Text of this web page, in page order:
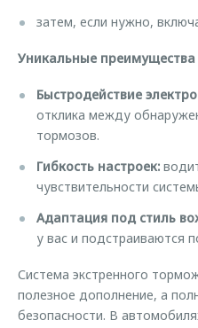
затем, если нужно,
Уникальные преимущества
Быстродействие
отклика между
тормозов.
Гибкость настроек:
чувствительности
Адаптация под стиль
у вас и подстраиваются
Система экстренного
полезное дополнение, а
безопасности. В